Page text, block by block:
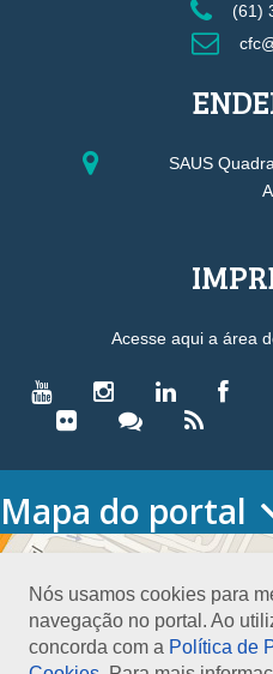
Nós usamos cookies para
navegação no portal. Ao
concorda com a Política de
(61)
SAUS
Acesse aqui a área
Mapa do portal
HOME
Conselho Diretor
Nossa Sede
Planejamento